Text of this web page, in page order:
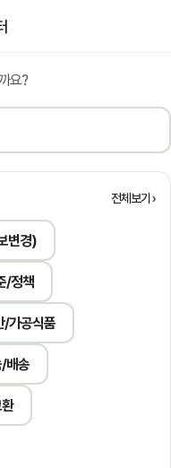
요?
전체보기
변경)
/정책
/가공식품
배송